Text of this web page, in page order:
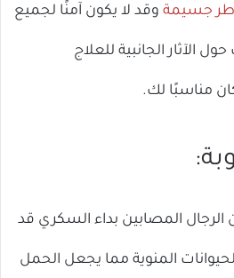
جسيمة وقد لا يكون آمنًا لجميع
الآثار الجانبية للعلاج
مناسبًا لك.
المصابين بداء السكري قد
المنوية مما يجعل الحمل